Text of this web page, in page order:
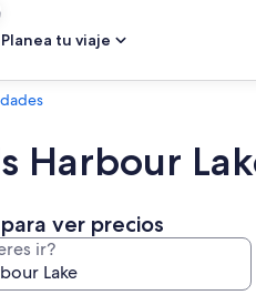
Planea tu viaje
Harbour
ver precios
ir?